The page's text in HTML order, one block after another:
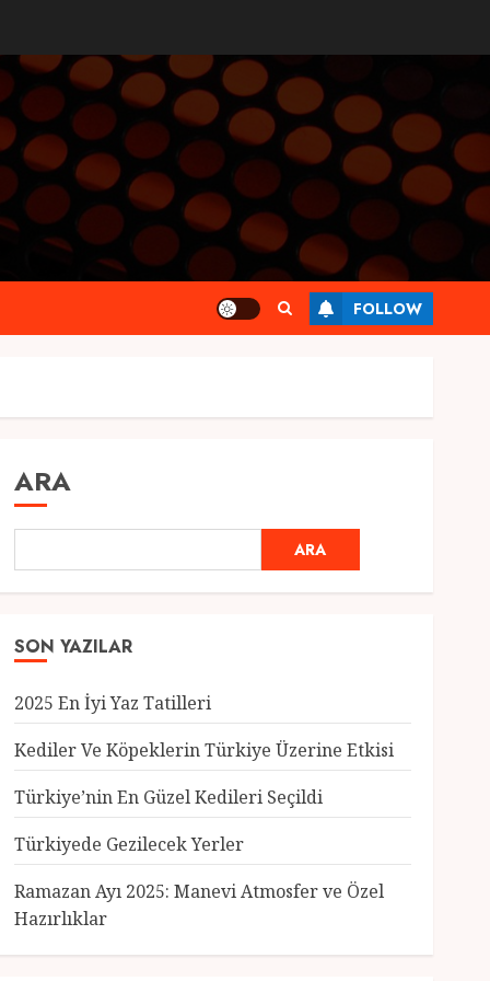
FOLLOW
ARA
ARA
SON YAZILAR
2025 En İyi Yaz Tatilleri
Kediler Ve Köpeklerin Türkiye Üzerine Etkisi
Türkiye’nin En Güzel Kedileri Seçildi
Türkiyede Gezilecek Yerler
Ramazan Ayı 2025: Manevi Atmosfer ve Özel
Hazırlıklar
3
Genel
Türkiye’nin En Güzel
Kedileri Seçildi